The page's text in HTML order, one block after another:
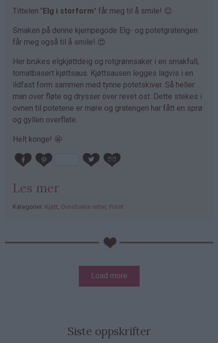
Tittelen "Elg i storform" får meg til å smile! 😊
Smaken på denne kjempegode Elg- og potetgratengen
får meg også til å smile! 😍
Her brukes elgkjøttdeig og rotgrønnsaker i en smakfull,
tomatbasert kjøttsaus. Kjøttsausen legges lagvis i en
ildfast form sammen med tynne potetskiver. Så heller
man over fløte og drysser over revet ost. Dette stekes i
ovnen til potetene er møre og gratengen har fått en sprø
og gyllen overflate.
Helt konge! 🤩
Les mer
Kategorier: Kjøtt Ovnsbakte retter, Potet
PubGalaxy
Load more
Siste oppskrifter